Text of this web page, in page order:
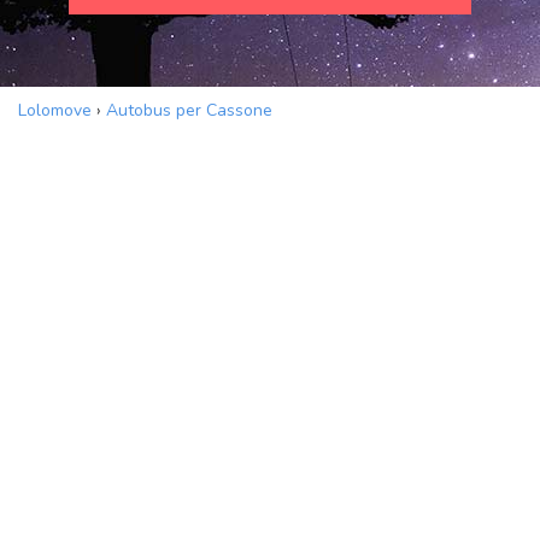
Lolomove › Autobus per Cassone